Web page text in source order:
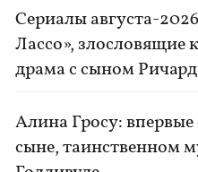
Сериалы августа-
Лассо»,
драма с сыном
Алина Гросу:
сыне, таинственном